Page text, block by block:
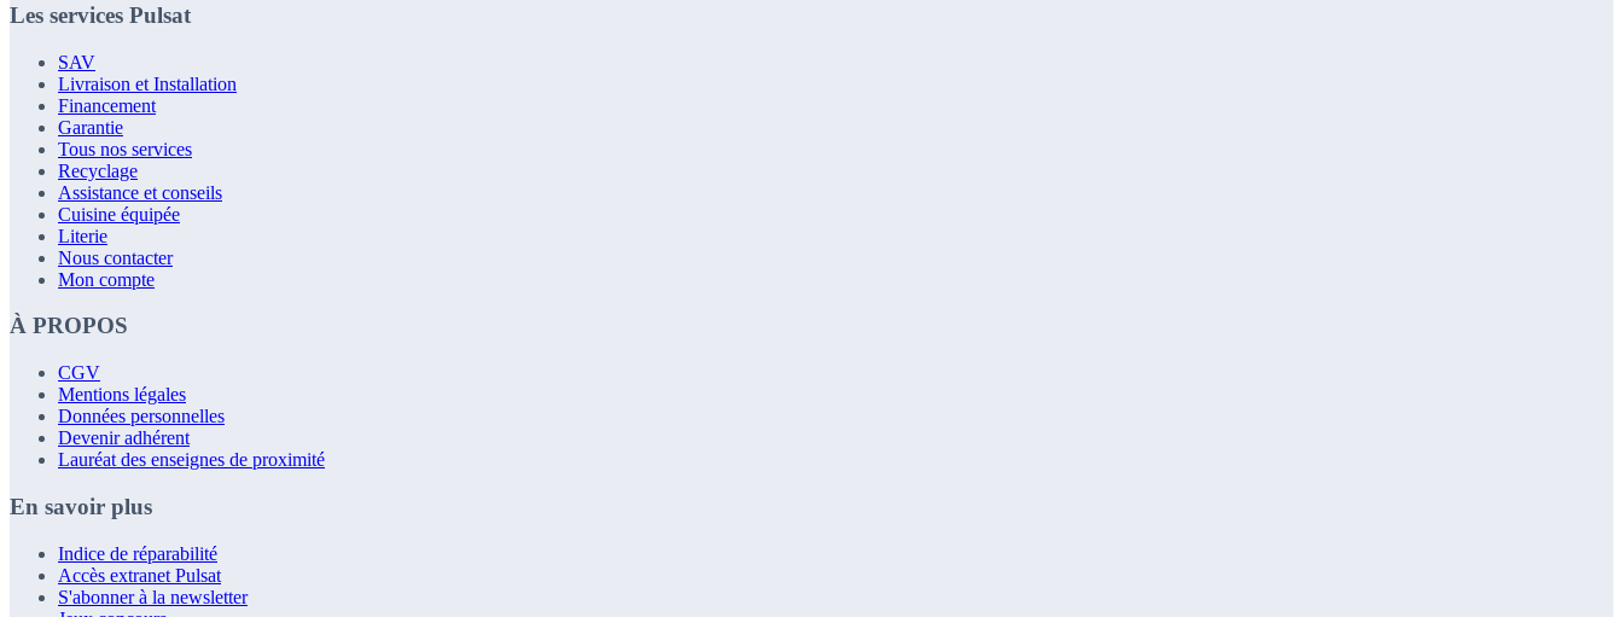
Les services Pulsat
SAV
Livraison et Installation
Financement
Garantie
Tous nos services
Recyclage
Assistance et conseils
Cuisine équipée
Literie
Nous contacter
Mon compte
À PROPOS
CGV
Mentions légales
Données personnelles
Devenir adhérent
Lauréat des enseignes de proximité
En savoir plus
Indice de réparabilité
Accès extranet Pulsat
S'abonner à la newsletter